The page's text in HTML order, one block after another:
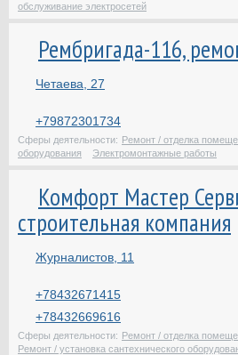
обслуживание электросетей
Рембригада-116,
Четаева, 27
+79872301734
Сферы деятельности: Ремонт / отделка
оборудования
Электромонтажные работы
Комфорт Мастер
строительная компания
Журналистов, 11
+78432671415
+78432669616
Сферы деятельности: Ремонт / отделка
Ремонт / установка сантехнического